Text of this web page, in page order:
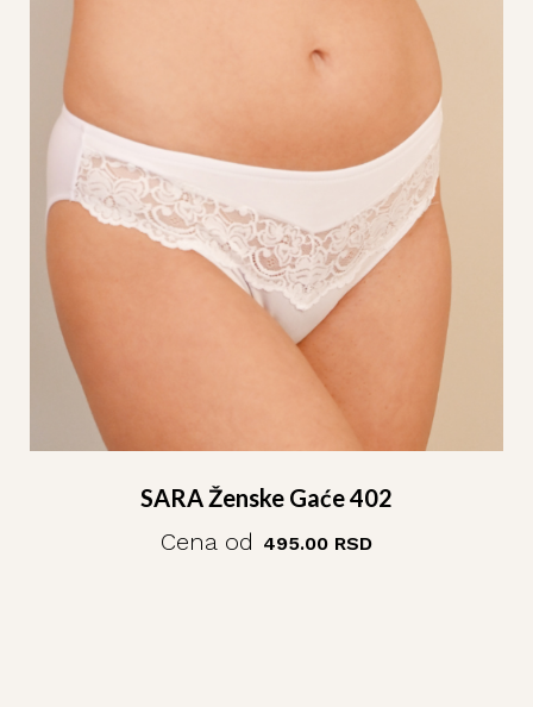
SARA Ženske Gaće 402
Cena od 495.00 RSD